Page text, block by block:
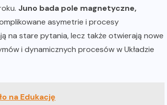
Juno bada pole magnetyczne,
asymetrie i procesy
na stare pytania, lecz także otwierają nowe
i dynamicznych procesów w Układzie
na Edukację